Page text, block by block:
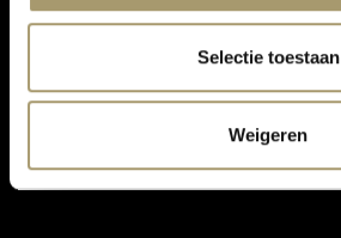
Selectie toestaan
Weigeren
DON'T MISS OUR UPDATES: